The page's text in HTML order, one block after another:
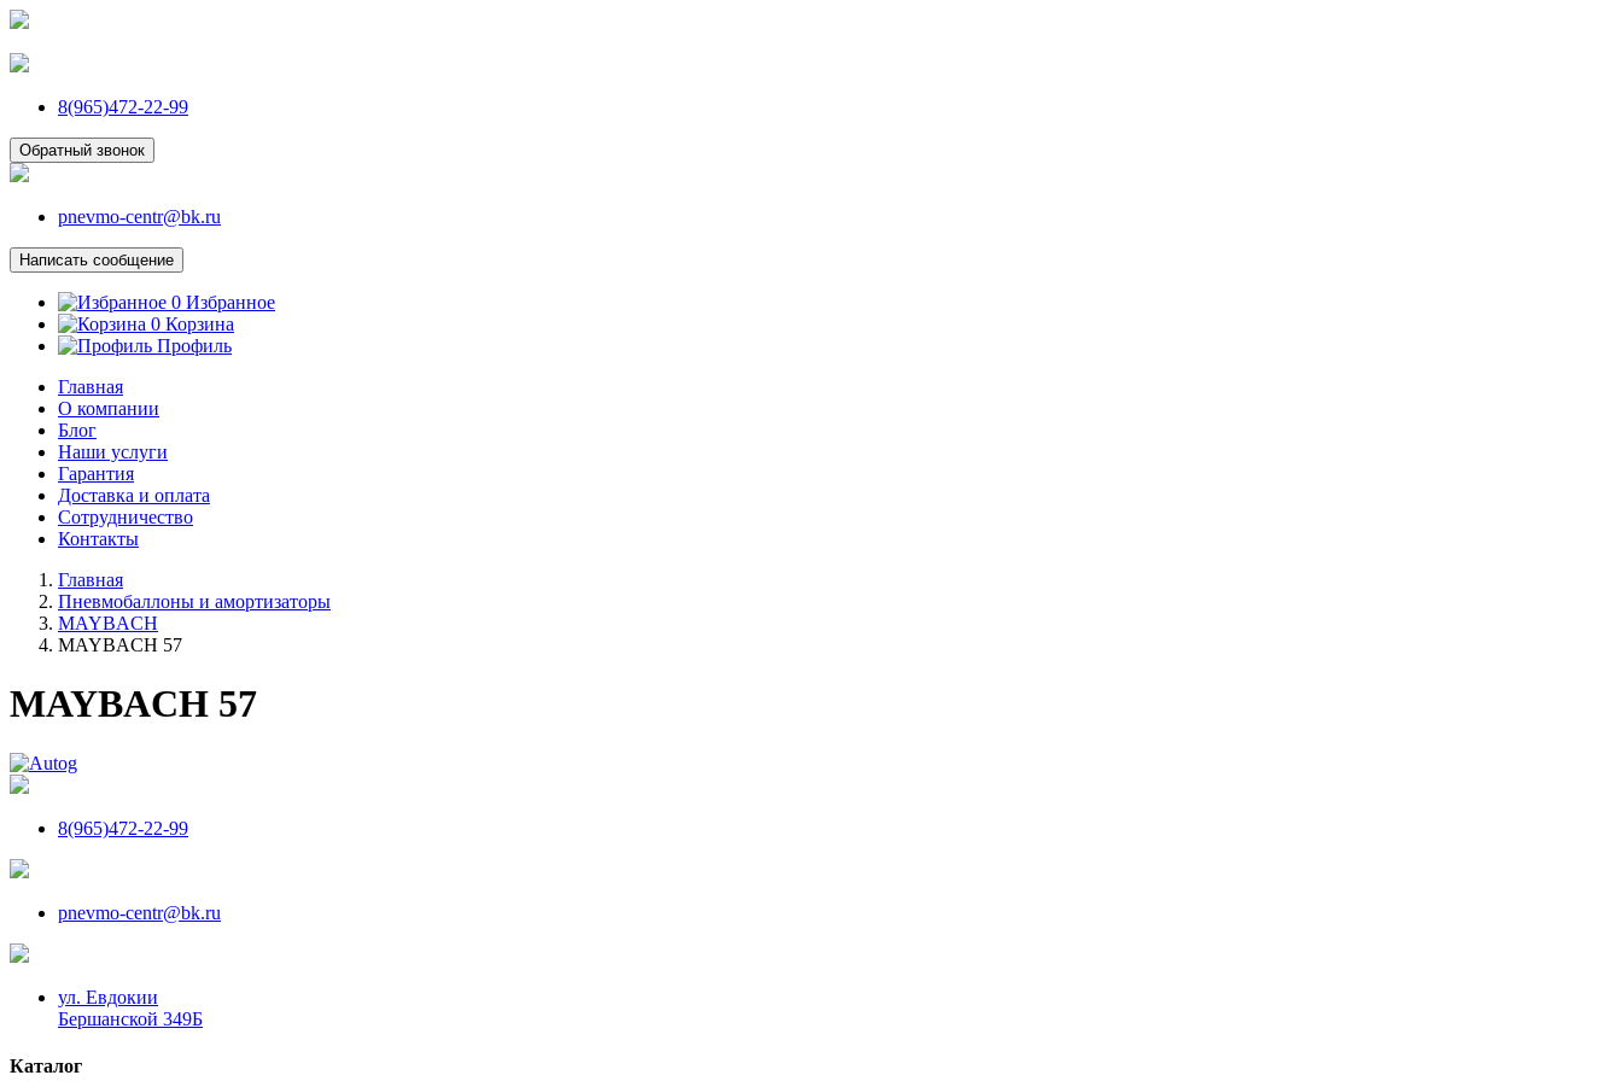
8(965)472-22-99
Обратный звонок
pnevmo-centr@bk.ru
Написать сообщение
0 Избранное
0 Корзина
Профиль
Главная
О компании
Блог
Наши услуги
Гарантия
Доставка и оплата
Сотрудничество
Контакты
Главная
Пневмобаллоны и амортизаторы
MAYBACH
MAYBACH 57
MAYBACH 57
8(965)472-22-99
pnevmo-centr@bk.ru
ул. Евдокии
Бершанской 349Б
Каталог